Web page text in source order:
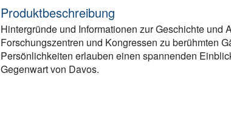
Alpen
Menge
Produktbeschreibung
Hintergründe und Informationen zur Geschichte und
Forschungszentren und Kongressen zu berühmten
Persönlichkeiten erlauben einen spannenden
Gegenwart von Davos.